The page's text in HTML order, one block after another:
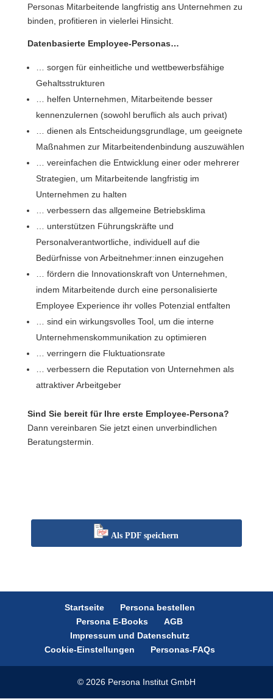
Personas Mitarbeitende langfristig ans Unternehmen zu
binden, profitieren in vielerlei Hinsicht.
Datenbasierte Employee-Personas…
… sorgen für einheitliche und wettbewerbsfähige
Gehaltsstrukturen
… helfen Unternehmen, Mitarbeitende besser
kennenzulernen (sowohl beruflich als auch privat)
… dienen als Entscheidungsgrundlage, um geeignete
Maßnahmen zur Mitarbeitendenbindung auszuwählen
… vereinfachen die Entwicklung einer oder mehrerer
Strategien, um Mitarbeitende langfristig im
Unternehmen zu halten
… verbessern das allgemeine Betriebsklima
… unterstützen Führungskräfte und
Personalverantwortliche, individuell auf die
Bedürfnisse von Arbeitnehmer:innen einzugehen
… fördern die Innovationskraft von Unternehmen,
indem Mitarbeitende durch eine personalisierte
Employee Experience ihr volles Potenzial entfalten
… sind ein wirkungsvolles Tool, um die interne
Unternehmenskommunikation zu optimieren
… verringern die Fluktuationsrate
… verbessern die Reputation von Unternehmen als
attraktiver Arbeitgeber
Sind Sie bereit für Ihre erste Employee-Persona?
Dann vereinbaren Sie jetzt einen unverbindlichen
Beratungstermin.
Als PDF speichern
Startseite
Persona bestellen
Persona E-Books
AGB
Impressum und Datenschutz
Cookie-Einstellungen
Personas-FAQs
© 2026 Persona Institut GmbH